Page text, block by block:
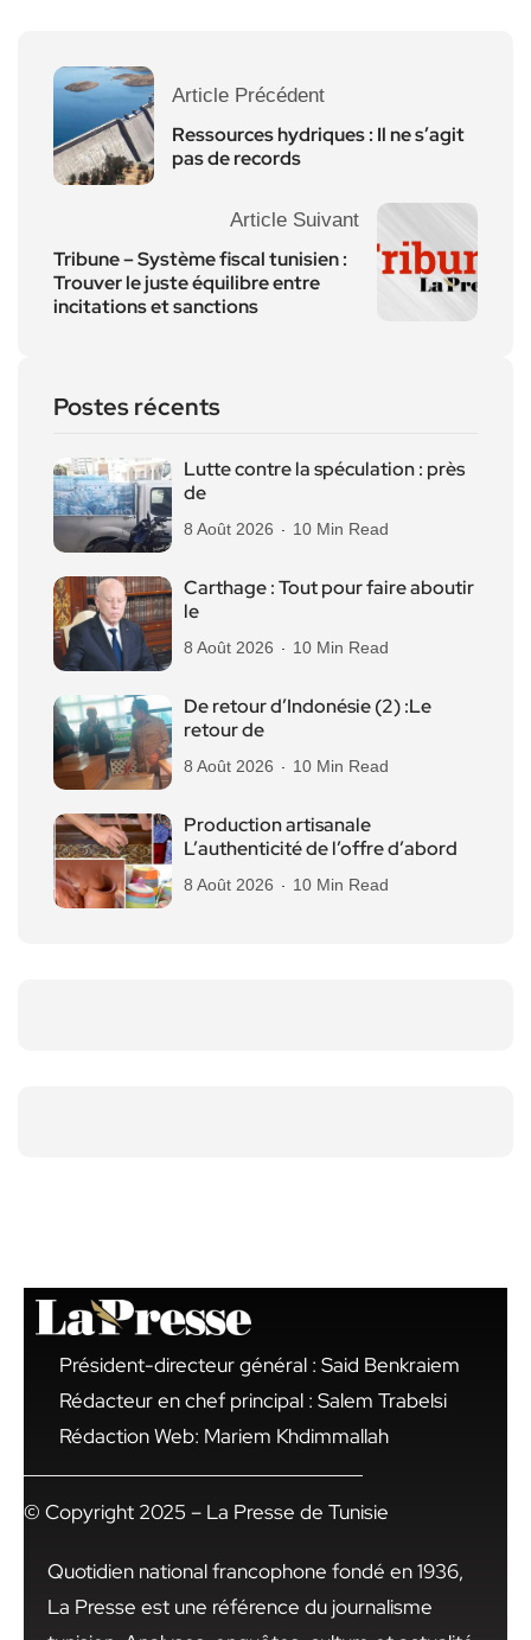
Article Précédent
Ressources hydriques : Il ne s’agit
pas de records
Article Suivant
Tribune – Système fiscal tunisien :
Trouver le juste équilibre entre
incitations et sanctions
Postes récents
Lutte contre la spéculation : près
de
8 Août 2026 10 Min Read
Carthage : Tout pour faire aboutir
le
8 Août 2026 10 Min Read
De retour d’Indonésie (2) :Le
retour de
8 Août 2026 10 Min Read
Production artisanale
L’authenticité de l’offre d’abord
8 Août 2026 10 Min Read
Président-directeur général : Said Benkraiem
Rédacteur en chef principal : Salem Trabelsi
Rédaction Web: Mariem Khdimmallah
© Copyright 2025 – La Presse de Tunisie
Quotidien national francophone fondé en 1936,
La Presse est une référence du journalisme